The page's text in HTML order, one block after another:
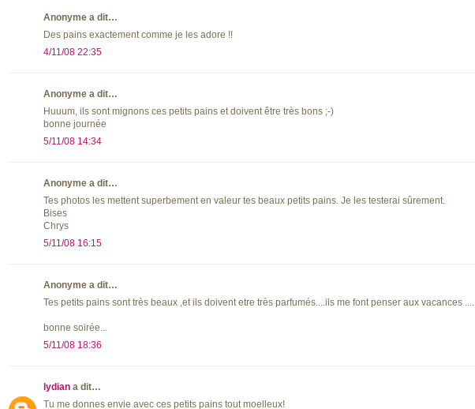
Anonyme a dit…
Des pains exactement comme je les adore !!
4/11/08 22:35
Anonyme a dit…
Huuum, ils sont mignons ces petits pains et doivent être très bons ;-)
bonne journée
5/11/08 14:34
Anonyme a dit…
Tes photos les mettent superbement en valeur tes beaux petits pains. Je les testerai sûrement.
Bises
Chrys
5/11/08 16:15
Anonyme a dit…
Tes petits pains sont très beaux ,et ils doivent etre très parfumés....ils me font penser aux vacances ....
bonne soirée...
5/11/08 18:36
lydian a dit…
Tu me donnes envie avec ces petits pains tout moelleux!